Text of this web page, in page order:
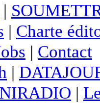
|
| Charte
| Contact
|
|